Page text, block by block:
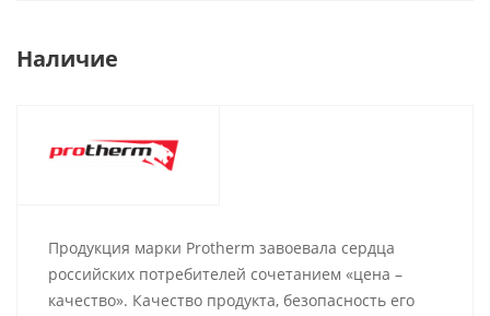
Наличие
Продукция марки Protherm завоевала сердца
российских потребителей сочетанием «цена –
качество». Качество продукта, безопасность его